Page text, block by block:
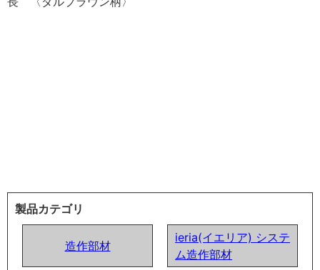
製品カテゴリ
造作部材
ieria(イエリア) システ
ム造作部材